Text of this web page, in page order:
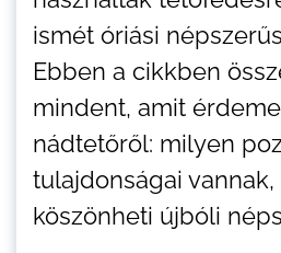
ismét óriási
Ebben a cikkben
mindent, amit
nádtetőről: milyen
tulajdonságai
köszönheti újbóli